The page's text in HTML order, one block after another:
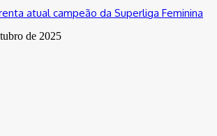
atual campeão da Superliga Feminina
de 2025